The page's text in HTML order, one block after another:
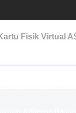
Fisik Virtual